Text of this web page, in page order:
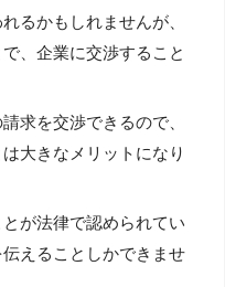
るかもしれませんが、
、企業に交渉すること
求を交渉できるので、
大きなメリットになり
が法律で認められてい
えることしかできませ